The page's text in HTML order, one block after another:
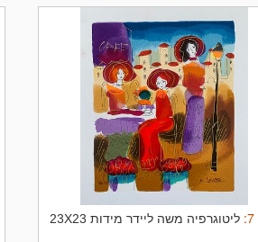
7
:
ליטוגרפיה משה ליידר מידות 23X23